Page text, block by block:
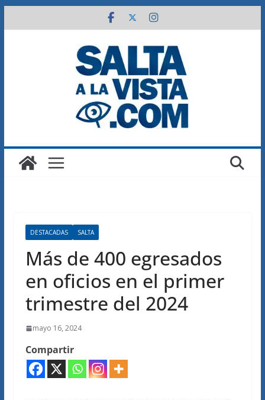
al
DESTACADAS SALTA
Más de 400 egresados
en oficios en el primer
trimestre del 2024
mayo 16, 2024
Compartir